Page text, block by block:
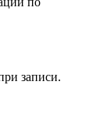
записи.